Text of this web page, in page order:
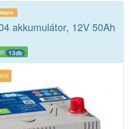
akkumulátor, 12V 50Ah
13db